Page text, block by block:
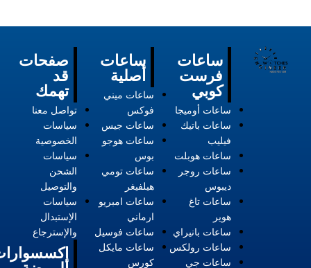
صفحات
قد
تهمك
تواصل معنا
سياسات
الخصوصية
سياسات
الشحن
والتوصيل
سياسات
الإستبدال
والإسترجاع
ساعات
أصلية
ساعات ميني
فوكس
ساعات جيس
ساعات هوجو
بوس
ساعات تومي
هيلفيغر
ساعات امبريو
ارماني
ساعات فوسيل
ساعات مايكل
كورس
ساعات
فرست
كوبي
ساعات أوميجا
ساعات باتيك
فيليب
ساعات هوبلت
ساعات روجر
ديبوس
ساعات تاغ
هوير
ساعات بانيراي
ساعات رولكس
ساعات جي